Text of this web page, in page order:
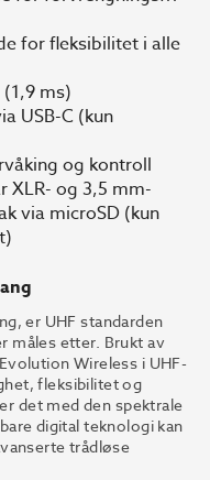
for fleksibilitet i alle
ms)
USB-C (kun
og kontroll
XLR- og 3,5 mm-
via microSD (kun
er UHF standarden
måles etter. Brukt av
Wireless i UHF-
fleksibilitet og
det med den spektrale
digital teknologi kan
trådløse